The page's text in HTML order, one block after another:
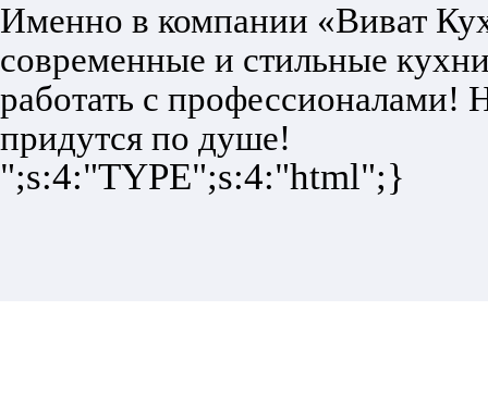
Именно в компании «Виват
современные и стильные
работать с
придутся по душе!
";s:4:"TYPE";s:4:"html";}